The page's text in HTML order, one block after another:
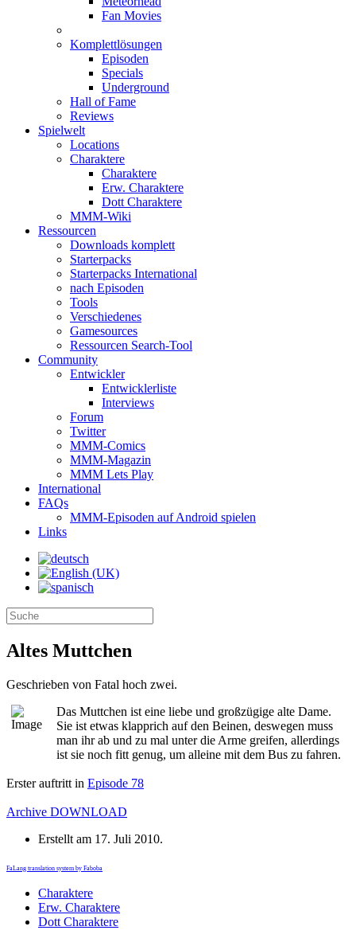
Fan Movies
Komplettlösungen
Episoden
Specials
Underground
Hall of Fame
Reviews
Spielwelt
Locations
Charaktere
Charaktere
Erw. Charaktere
Dott Charaktere
MMM-Wiki
Ressourcen
Downloads komplett
Starterpacks
Starterpacks International
nach Episoden
Tools
Verschiedenes
Gamesources
Ressourcen Search-Tool
Community
Entwickler
Entwicklerliste
Interviews
Forum
Twitter
MMM-Comics
MMM-Magazin
MMM Lets Play
International
FAQs
MMM-Episoden auf Android spielen
Links
Altes Muttchen
Geschrieben von Fatal hoch zwei.
Das Muttchen ist eine liebe und großzügige alte Dame.
Sie ist etwas klapprich auf den Beinen, deswegen muss
man ihr ab und zu mal unter die Arme greifen, allerdings
ist sie noch fitt genug, um alleine mit dem Bus zu fahren.
Erster auftritt in Episode 78
Archive DOWNLOAD
Erstellt am 17. Juli 2010.
FaLang translation system by Faboba
Charaktere
Erw. Charaktere
Dott Charaktere